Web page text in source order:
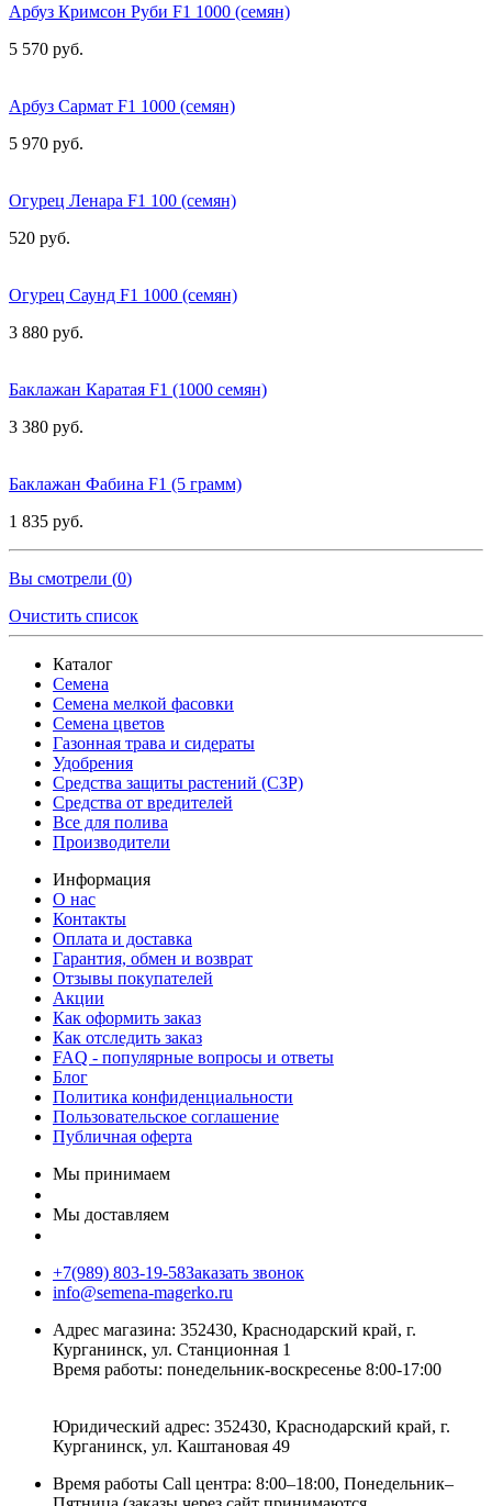
Арбуз Кримсон Руби F1 1000 (семян)
5 570 руб.
Арбуз Сармат F1 1000 (семян)
5 970 руб.
Огурец Ленара F1 100 (семян)
520 руб.
Огурец Саунд F1 1000 (семян)
3 880 руб.
Баклажан Каратая F1 (1000 семян)
3 380 руб.
Баклажан Фабина F1 (5 грамм)
1 835 руб.
Вы смотрели (0)
Очистить список
Каталог
Семена
Семена мелкой фасовки
Семена цветов
Газонная трава и сидераты
Удобрения
Средства защиты растений (СЗР)
Средства от вредителей
Все для полива
Производители
Информация
О нас
Контакты
Оплата и доставка
Гарантия, обмен и возврат
Отзывы покупателей
Акции
Как оформить заказ
Как отследить заказ
FAQ - популярные вопросы и ответы
Блог
Политика конфиденциальности
Пользовательское соглашение
Публичная оферта
Мы принимаем
Мы доставляем
+7(989) 803-19-58Заказать звонок
info@semena-magerko.ru
Адрес магазина: 352430, Краснодарский край, г.
Курганинск, ул. Станционная 1
Время работы: понедельник-воскресенье 8:00-17:00
Юридический адрес: 352430, Краснодарский край, г.
Курганинск, ул. Каштановая 49
Время работы Call центра: 8:00–18:00, Понедельник–